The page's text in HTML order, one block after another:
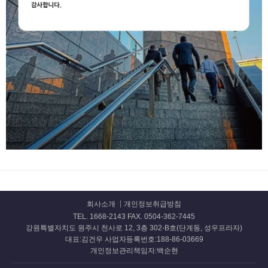
회사소개
개인정보취급방침
TEL. 1668-2143 FAX. 0504-362-7445
강원특별자치도 원주시 천사로 12, 3층 302-B호(단계동, 성우프라자)
대표:김건우 사업자등록번호:188-86-03669
개인정보관리책임자:백순현